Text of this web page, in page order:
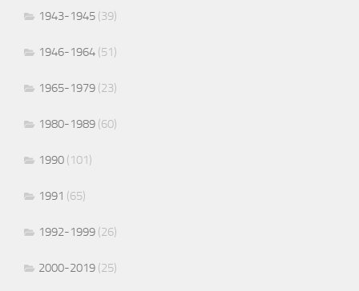
1943-1945 (39)
1946-1964 (51)
1965-1979 (23)
1980-1989 (60)
1990 (101)
1991 (65)
1992-1999 (26)
2000-2019 (25)